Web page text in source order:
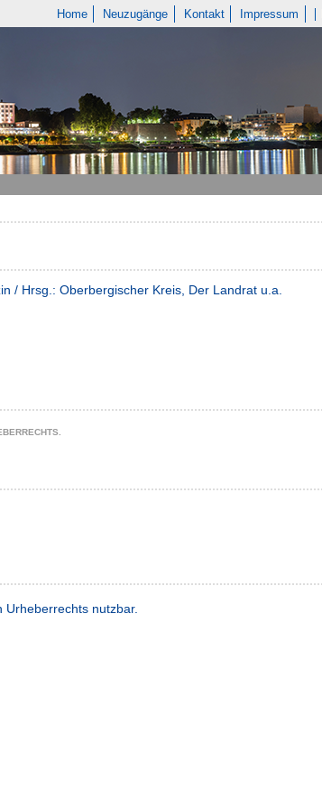
Home Neuzugänge Kontakt Impressum
/ Hrsg.: Oberbergischer Kreis, Der Landrat u.a.
nutzbar.